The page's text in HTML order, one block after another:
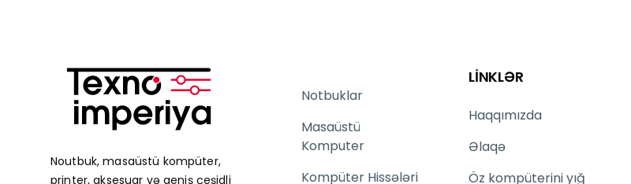
Noutbuk, masaüstü kompüter,
printer, aksesuar və geniş çeşidli
Notbuklar
Masaüstü
Komputer
Kompüter Hissələri
LİNKLƏR
Haqqımızda
Əlaqə
Öz kompüterini yığ